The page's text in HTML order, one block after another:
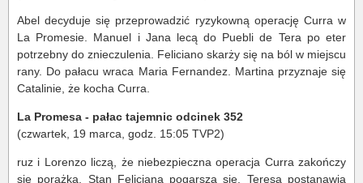
Abel decyduje się przeprowadzić ryzykowną operację Curra w
La Promesie. Manuel i Jana lecą do Puebli de Tera po eter
potrzebny do znieczulenia. Feliciano skarży się na ból w miejscu
rany. Do pałacu wraca Maria Fernandez. Martina przyznaje się
Catalinie, że kocha Curra.
La Promesa - pałac tajemnic odcinek 352
(czwartek, 19 marca, godz. 15:05 TVP2)
ruz i Lorenzo liczą, że niebezpieczna operacja Curra zakończy
się porażką. Stan Feliciana pogarsza się. Teresa postanawia